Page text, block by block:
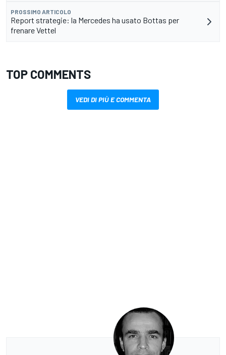
PROSSIMO ARTICOLO
Report strategie: la Mercedes ha usato Bottas per
frenare Vettel
TOP COMMENTS
VEDI DI PIÙ E COMMENTA